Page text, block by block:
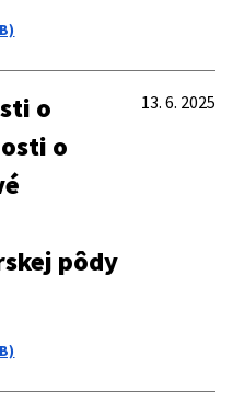
o
o
pôdy
13. 6. 2025